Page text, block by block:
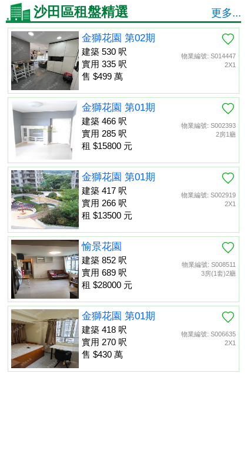
沙田區租盤精選 更多...
物業編號: S014447
2X1
金獅花園 第02期
建築 530 呎
實用 335 呎
售 $499 萬
物業編號: S002393
2房1廳
金獅花園 第01期
建築 466 呎
實用 285 呎
租 $15800 元
物業編號: S002919
2X1
金獅花園 第01期
建築 417 呎
實用 266 呎
租 $13500 元
物業編號: S008511
3房(1套)2廳
愉景花園
建築 852 呎
實用 689 呎
租 $28000 元
物業編號: S006635
2X1
金獅花園 第01期
建築 418 呎
實用 270 呎
售 $430 萬